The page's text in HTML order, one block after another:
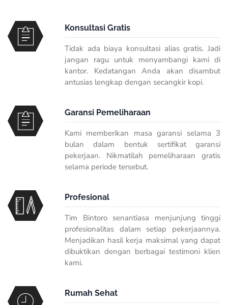
Konsultasi Gratis
Tidak ada biaya konsultasi alias gratis. Jadi
jangan ragu untuk menyambangi kami di
kantor. Kedatangan Anda akan disambut
antusias lengkap dengan secangkir kopi.
Garansi Pemeliharaan
Kami memberikan masa garansi selama 3
bulan dalam bentuk sertifikat garansi
pekerjaan. Nikmatilah pemeliharaan gratis
selama periode tersebut.
Profesional
Tim Bintoro senantiasa menjunjung tinggi
profesionalitas dalam setiap pekerjaannya.
Menjadikan hasil kerja maksimal yang dapat
dibuktikan dengan berbagai testimoni klien
kami.
Rumah Sehat